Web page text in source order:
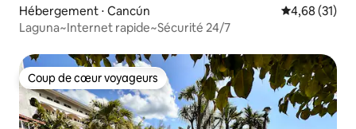
Hébergement ⋅ Cancún Évaluation
4,68 (31)
Laguna~Internet rapide~Sécurité 24/7
Coup de cœur voyageurs
Coup de cœur voyageurs